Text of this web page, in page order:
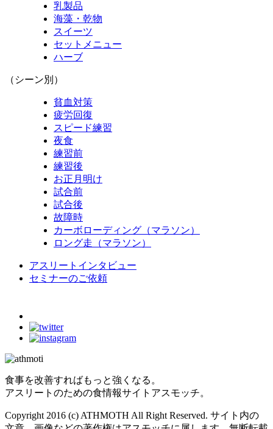
乳製品
海藻・乾物
スイーツ
セットメニュー
ハーブ
（シーン別）
貧血対策
疲労回復
スピード練習
夜食
練習前
練習後
お正月明け
試合前
試合後
故障時
カーボローディング（マラソン）
ロング走（マラソン）
アスリートインタビュー
セミナーのご依頼
食事を改善すればもっと強くなる。
アスリートのための食情報サイトアスモッチ。
Copyright 2016 (c) ATHMOTH All Right Reserved. サイト内の